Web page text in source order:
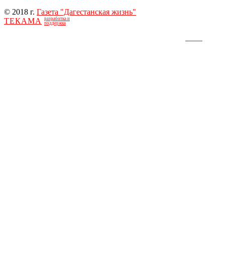
© 2018 г. Газета "Дагестанская жизнь"
ТЕКАМА
разработка и
поддержка